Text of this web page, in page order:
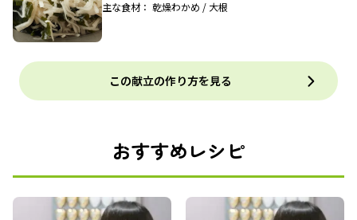
主な食材： 乾燥わかめ / 大根
この献立の作り方を見る
おすすめレシピ